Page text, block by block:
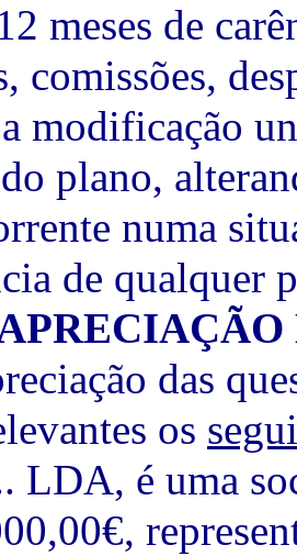
meses de
comissões,
modificação
plano,
numa
de qualquer
das
os
LDA, é uma